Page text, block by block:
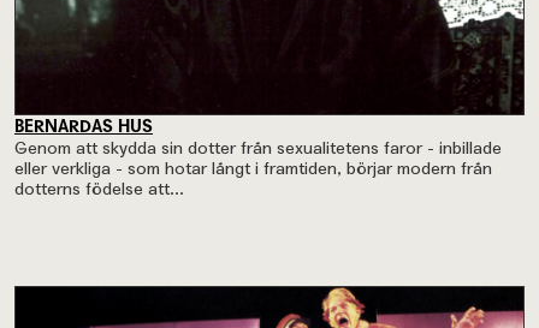
BERNARDAS HUS
Genom att skydda sin dotter från sexualitetens faror - inbillade
eller verkliga - som hotar långt i framtiden, börjar modern från
dotterns födelse att...